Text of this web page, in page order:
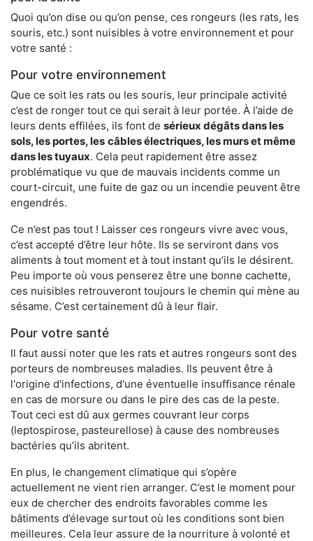
Quoi qu’on dise ou qu’on pense, ces rongeurs (les rats, les
souris, etc.) sont nuisibles à votre environnement et pour
votre santé :
Pour votre environnement
Que ce soit les rats ou les souris, leur principale activité
c’est de ronger tout ce qui serait à leur portée. À l’aide de
leurs dents effilées, ils font de sérieux dégâts dans les
sols, les portes, les câbles électriques, les murs et même
dans les tuyaux. Cela peut rapidement être assez
problématique vu que de mauvais incidents comme un
court-circuit, une fuite de gaz ou un incendie peuvent être
engendrés.
Ce n’est pas tout ! Laisser ces rongeurs vivre avec vous,
c’est accepté d’être leur hôte. Ils se serviront dans vos
aliments à tout moment et à tout instant qu’ils le désirent.
Peu importe où vous penserez être une bonne cachette,
ces nuisibles retrouveront toujours le chemin qui mène au
sésame. C’est certainement dû à leur flair.
Pour votre santé
Il faut aussi noter que les rats et autres rongeurs sont des
porteurs de nombreuses maladies. Ils peuvent être à
l'origine d'infections, d'une éventuelle insuffisance rénale
en cas de morsure ou dans le pire des cas de la peste.
Tout ceci est dû aux germes couvrant leur corps
(leptospirose, pasteurellose) à cause des nombreuses
bactéries qu’ils abritent.
En plus, le changement climatique qui s’opère
actuellement ne vient rien arranger. C’est le moment pour
eux de chercher des endroits favorables comme les
bâtiments d’élevage surtout où les conditions sont bien
meilleures. Cela leur assure de la nourriture à volonté et